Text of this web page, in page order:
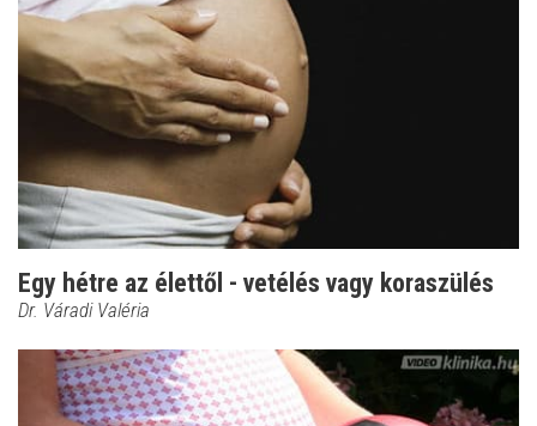
Egy hétre az élettől - vetélés vagy koraszülés
Dr. Váradi Valéria